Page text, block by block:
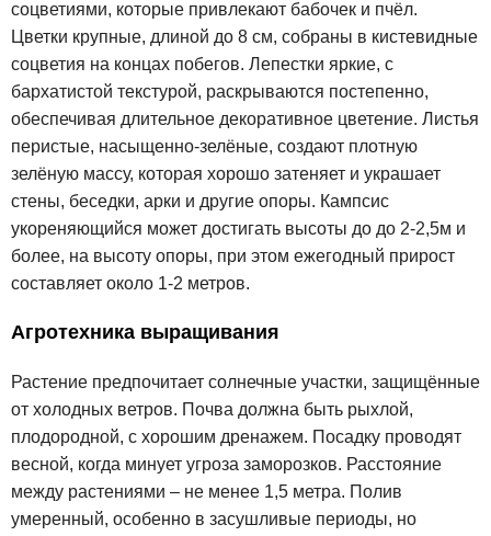
соцветиями, которые привлекают бабочек и пчёл.
Цветки крупные, длиной до 8 см, собраны в кистевидные
соцветия на концах побегов. Лепестки яркие, с
бархатистой текстурой, раскрываются постепенно,
обеспечивая длительное декоративное цветение. Листья
перистые, насыщенно-зелёные, создают плотную
зелёную массу, которая хорошо затеняет и украшает
стены, беседки, арки и другие опоры. Кампсис
укореняющийся может достигать высоты до до 2-2,5м и
более, на высоту опоры, при этом ежегодный прирост
составляет около 1-2 метров.
Агротехника выращивания
Растение предпочитает солнечные участки, защищённые
от холодных ветров. Почва должна быть рыхлой,
плодородной, с хорошим дренажем. Посадку проводят
весной, когда минует угроза заморозков. Расстояние
между растениями – не менее 1,5 метра. Полив
умеренный, особенно в засушливые периоды, но